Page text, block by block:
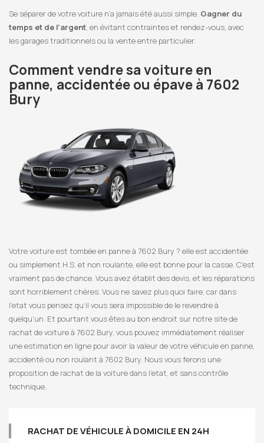
Se séparer de votre voiture n’a jamais été aussi simple. Gagner du
temps et de l’argent, en évitant contraintes et rendez-vous, avec
les garages traditionnels ou la vente entre particulier.
Comment vendre sa voiture en
panne, accidentée ou épave à 7602
Bury
Votre voiture est tombée en panne à 7602 Bury ? elle est accidentée
ou simplement H.S. et non roulante, elle est bonne pour la casse. C’est
vraiment pas de chance. Vous avez établit des devis, et les réparations
sont horriblement chères. Vous ne savez plus quoi faire, car dans
l’etat vous pensez qu’il vous sera impossible de le revendre à
quelqu’un. Et pourtant vous êtes au bon endroit sur notre site de
rachat de voiture à 7602 Bury, vous pouvez immédiatement réaliser
une estimation en ligne pour avoir la valeur de votre véhicule en panne,
accidenté ou non roulant à 7602 Bury. Nous vous ferons une
proposition de rachat de la voiture dans l’etat, et sans contrôle
technique.
RACHAT DE VÉHICULE À DOMICILE EN 24H